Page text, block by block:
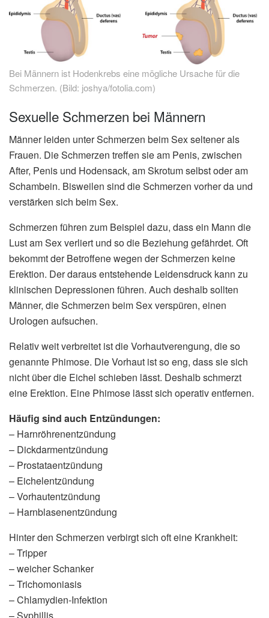
Bei Männern ist Hodenkrebs eine mögliche Ursache für die
Schmerzen. (Bild: joshya/fotolia.com)
Sexuelle Schmerzen bei Männern
Männer leiden unter Schmerzen beim Sex seltener als
Frauen. Die Schmerzen treffen sie am Penis, zwischen
After, Penis und Hodensack, am Skrotum selbst oder am
Schambein. Bisweilen sind die Schmerzen vorher da und
verstärken sich beim Sex.
Schmerzen führen zum Beispiel dazu, dass ein Mann die
Lust am Sex verliert und so die Beziehung gefährdet. Oft
bekommt der Betroffene wegen der Schmerzen keine
Erektion. Der daraus entstehende Leidensdruck kann zu
klinischen Depressionen führen. Auch deshalb sollten
Männer, die Schmerzen beim Sex verspüren, einen
Urologen aufsuchen.
Relativ weit verbreitet ist die Vorhautverengung, die so
genannte Phimose. Die Vorhaut ist so eng, dass sie sich
nicht über die Eichel schieben lässt. Deshalb schmerzt
eine Erektion. Eine Phimose lässt sich operativ entfernen.
Häufig sind auch Entzündungen:
– Harnröhrenentzündung
– Dickdarmentzündung
– Prostataentzündung
– Eichelentzündung
– Vorhautentzündung
– Harnblasenentzündung
Hinter den Schmerzen verbirgt sich oft eine Krankheit:
– Tripper
– weicher Schanker
– Trichomoniasis
– Chlamydien-Infektion